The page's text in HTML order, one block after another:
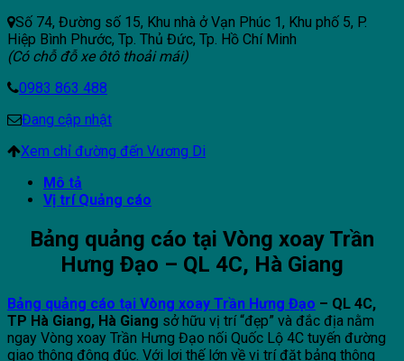
Số 74, Đường số 15, Khu nhà ở Vạn Phúc 1, Khu phố 5, P.
Hiệp Bình Phước, Tp. Thủ Đức, Tp. Hồ Chí Minh
(Có chỗ đỗ xe ôtô thoải mái)
0983 863 488
Đang cập nhật
Xem chỉ đường đến Vương Di
Mô tả
Vị trí Quảng cáo
Bảng quảng cáo tại Vòng xoay Trần
Hưng Đạo – QL 4C, Hà Giang
Bảng quảng cáo tại Vòng xoay Trần Hưng Đạo – QL 4C,
TP Hà Giang, Hà Giang sở hữu vị trí “đẹp” và đắc địa nằm
ngay Vòng xoay Trần Hưng Đạo nối Quốc Lộ 4C tuyến đường
giao thông đông đúc. Với lợi thế lớn về vị trí đặt bảng thông